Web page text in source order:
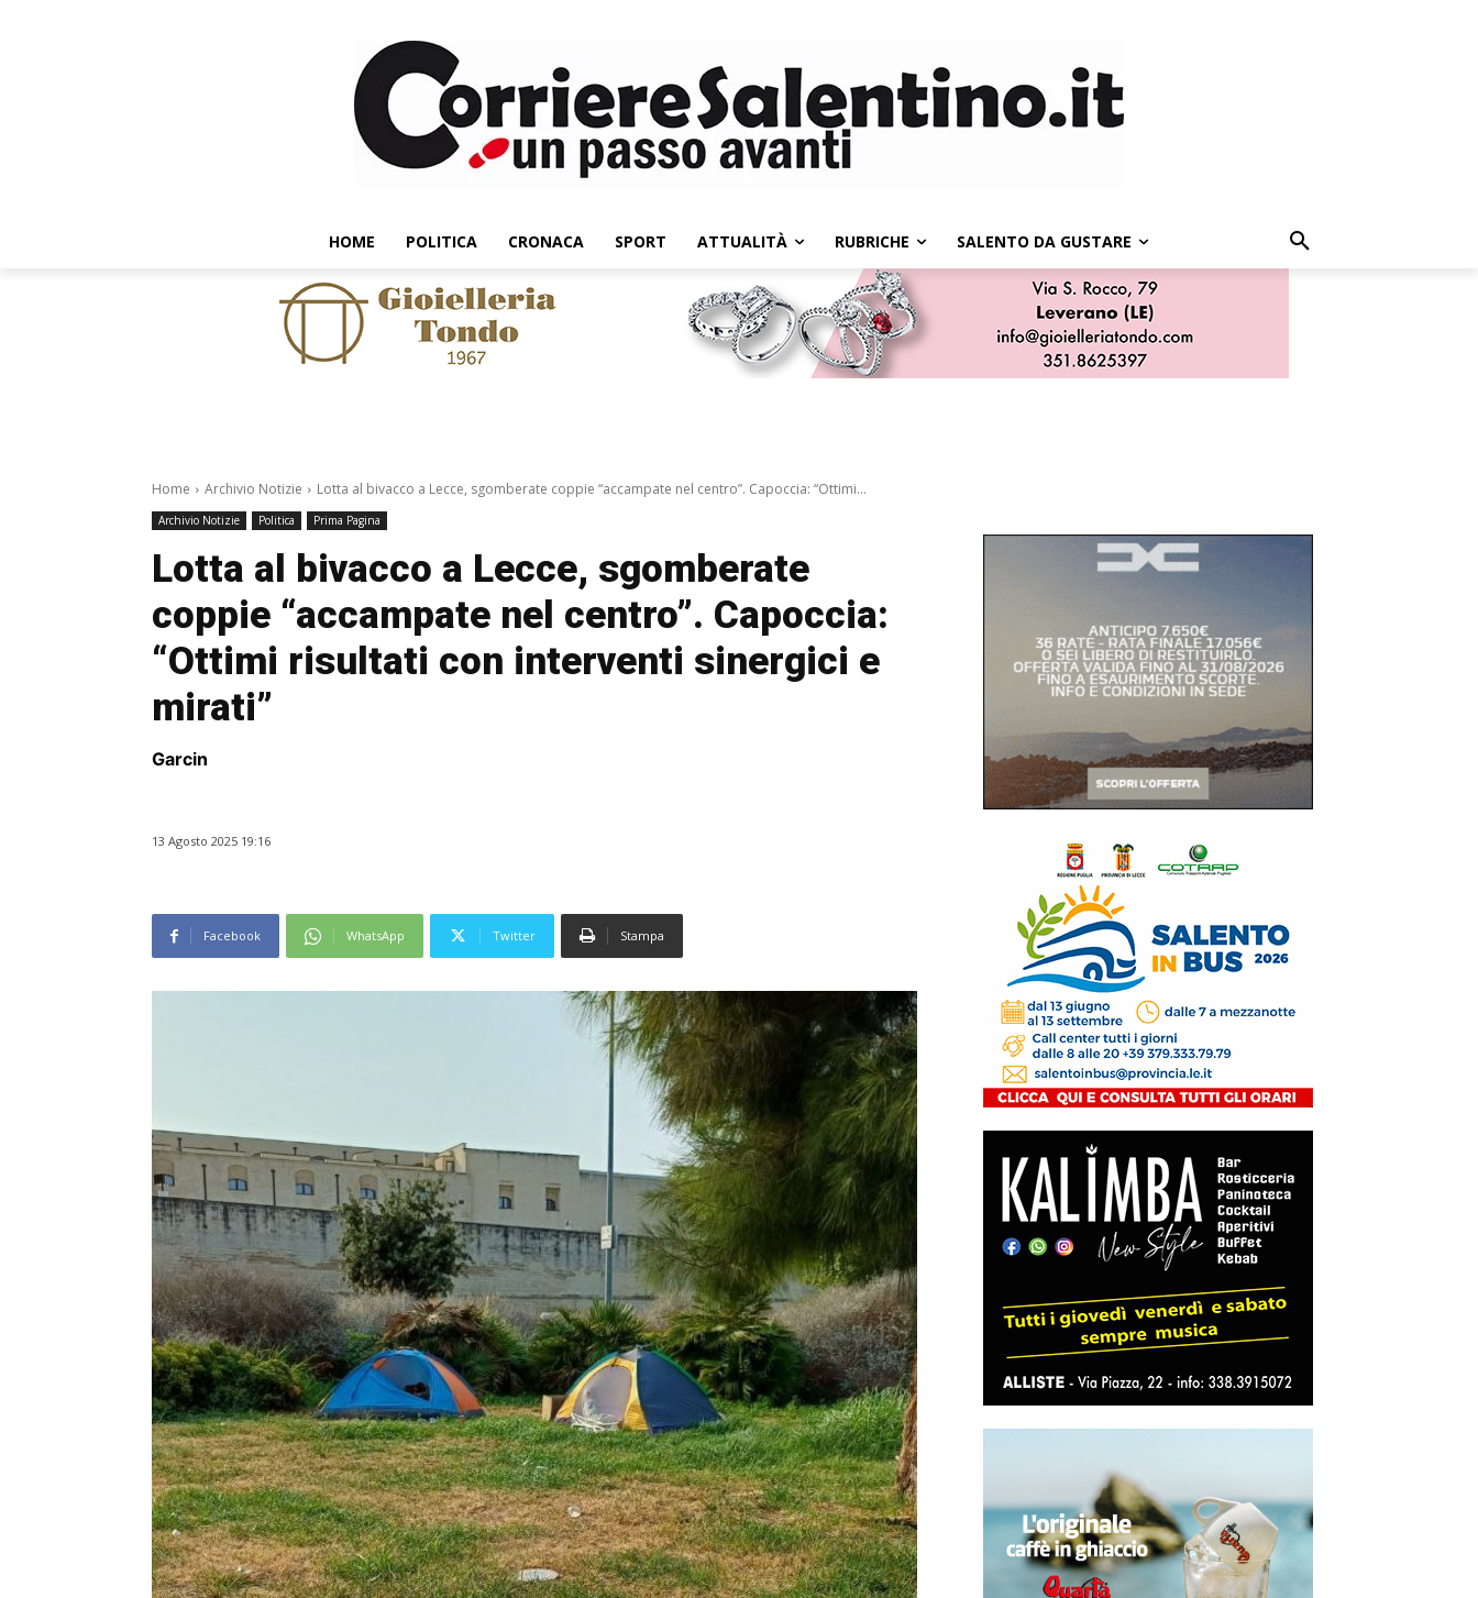
HOME POLITICA CRONACA SPORT ATTUALITÀ RUBRICHE SALENTO DA GUSTARE
Home Archivio Notizie Lotta al bivacco a Lecce, sgomberate coppie “accampate nel centro”. Capoccia: “Ottimi...
Archivio Notizie Politica Prima Pagina
Lotta al bivacco a Lecce, sgomberate
coppie “accampate nel centro”. Capoccia:
“Ottimi risultati con interventi sinergici e
mirati”
Garcin
13 Agosto 2025 19:16
Facebook WhatsApp Twitter Stampa